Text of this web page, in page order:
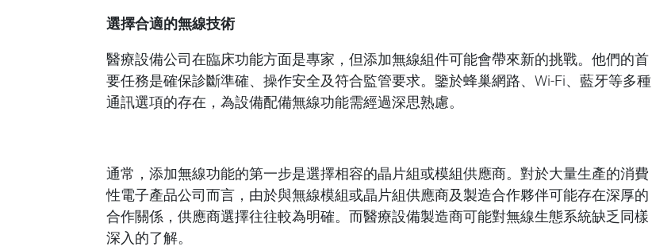
選擇合適的無線技術
醫療設備公司在臨床功能方面是專家，但添加無線組件可能會帶來新的挑戰。他們的首
要任務是確保診斷準確、操作安全及符合監管要求。鑒於蜂巢網路、Wi-Fi、藍牙等多種
通訊選項的存在，為設備配備無線功能需經過深思熟慮。
通常，添加無線功能的第一步是選擇相容的晶片組或模組供應商。對於大量生產的消費
性電子產品公司而言，由於與無線模組或晶片組供應商及製造合作夥伴可能存在深厚的
合作關係，供應商選擇往往較為明確。而醫療設備製造商可能對無線生態系統缺乏同樣
深入的了解。